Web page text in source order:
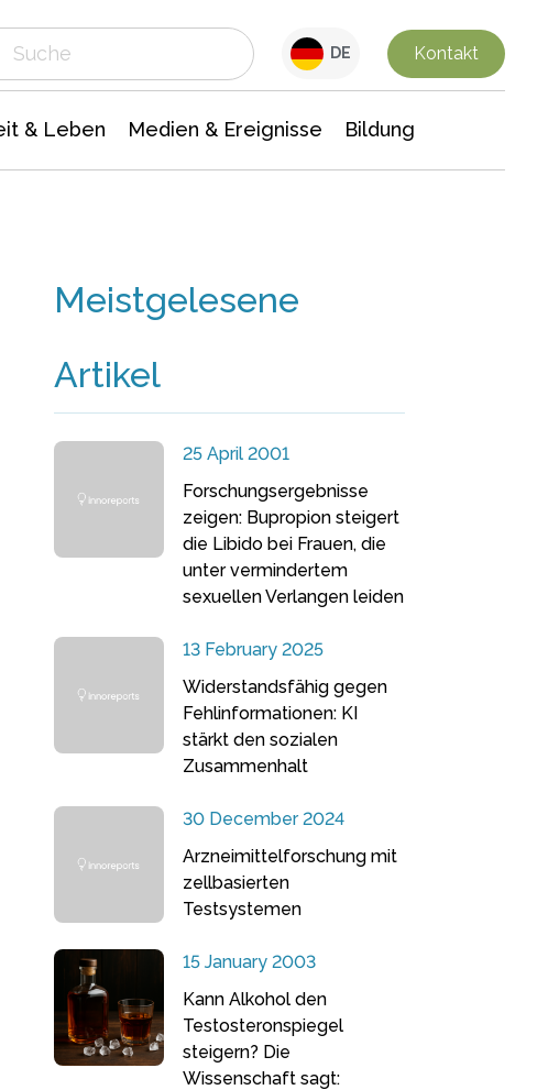
DE Kontakt
& Leben Medien & Ereignisse Bildung
Meistgelesene
Artikel
25 April 2001
Forschungsergebnisse
zeigen: Bupropion steigert
die Libido bei Frauen, die
unter vermindertem
sexuellen Verlangen leiden
13 February 2025
Widerstandsfähig gegen
Fehlinformationen: KI
stärkt den sozialen
Zusammenhalt
30 December 2024
Arzneimittelforschung mit
zellbasierten
Testsystemen
15 January 2003
Kann Alkohol den
Testosteronspiegel
steigern? Die
Wissenschaft sagt: